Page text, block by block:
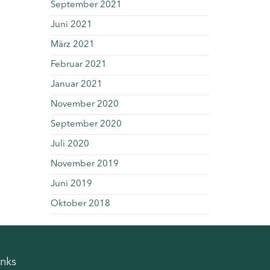
September 2021
Juni 2021
März 2021
Februar 2021
Januar 2021
November 2020
September 2020
Juli 2020
November 2019
Juni 2019
Oktober 2018